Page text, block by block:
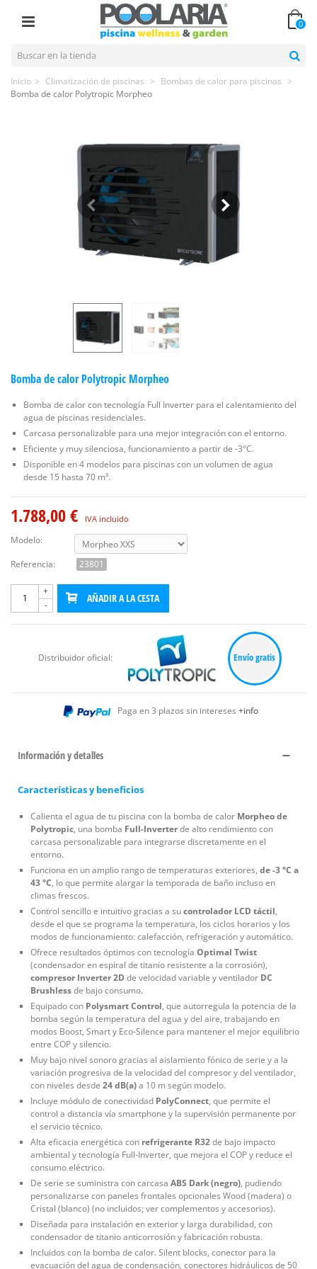
0
Inicio > Climatización de piscinas > Bombas de calor para piscinas >
Bomba de calor Polytropic Morpheo
Bomba de calor Polytropic Morpheo
Bomba de calor con tecnología Full Inverter para el calentamiento del
agua de piscinas residenciales.
Carcasa personalizable para una mejor integración con el entorno.
Eficiente y muy silenciosa, funcionamiento a partir de -3°C.
Disponible en 4 modelos para piscinas con un volumen de agua
desde 15 hasta 70 m³.
1.788,00 € IVA incluido
Modelo:
Referencia:
23801
-
+
AÑADIR A LA CESTA
Distribuidor oficial: Envío gratis
Paga en 3 plazos sin intereses +info
Información y detalles
Características y beneficios
Calienta el agua de tu piscina con la bomba de calor Morpheo de
Polytropic, una bomba Full-Inverterde alto rendimiento con
carcasa personalizable para integrarse discretamente en el
entorno.
Funciona en un amplio rango de temperaturas exteriores, de -3 °C a
43 °C, lo que permite alargar la temporada de baño incluso en
climas frescos.
Control sencillo e intuitivo gracias a sucontrolador LCD táctil,
desde el que se programa la temperatura, los ciclos horarios y los
modos de funcionamiento: calefacción, refrigeración y automático.
Ofrece resultados óptimos con tecnología Optimal Twist
(condensador en espiral de titanio resistente a la corrosión),
compresor Inverter 2D de velocidad variable y ventilador DC
Brushlessde bajo consumo.
Equipado con Polysmart Control, que autorregula la potencia de la
bomba según la temperatura del agua y del aire, trabajando en
modos Boost, Smart y Eco-Silence para mantener el mejor equilibrio
entre COP y silencio.
Muy bajo nivel sonoro gracias al aislamiento fónico de serie y a la
variación progresiva de la velocidad del compresor y del ventilador,
con niveles desde 24 dB(a)a 10 m según modelo.
Incluye módulo de conectividad PolyConnect, que permite el
control a distancia vía smartphone y la supervisión permanente por
el servicio técnico.
Alta eficacia energética con refrigerante R32de bajo impacto
ambiental y tecnología Full-Inverter, que mejora el COP y reduce el
consumo eléctrico.
De serie se suministra con carcasa ABS Dark (negro), pudiendo
personalizarse con paneles frontales opcionales Wood (madera) o
Cristal (blanco) (no incluidos; ver complementos y accesorios).
Diseñada para instalación en exterior y larga durabilidad, con
condensador de titanio anticorrosión y fabricación robusta.
Incluidos con la bomba de calor. Silent blocks, conector para la
evacuación del agua de condensación, conectores hidráulicos de 50